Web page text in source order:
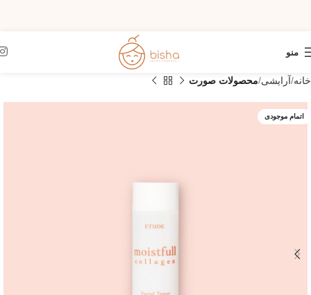
منو
خانه آرایشی محصولات صورت
اتمام موجودی